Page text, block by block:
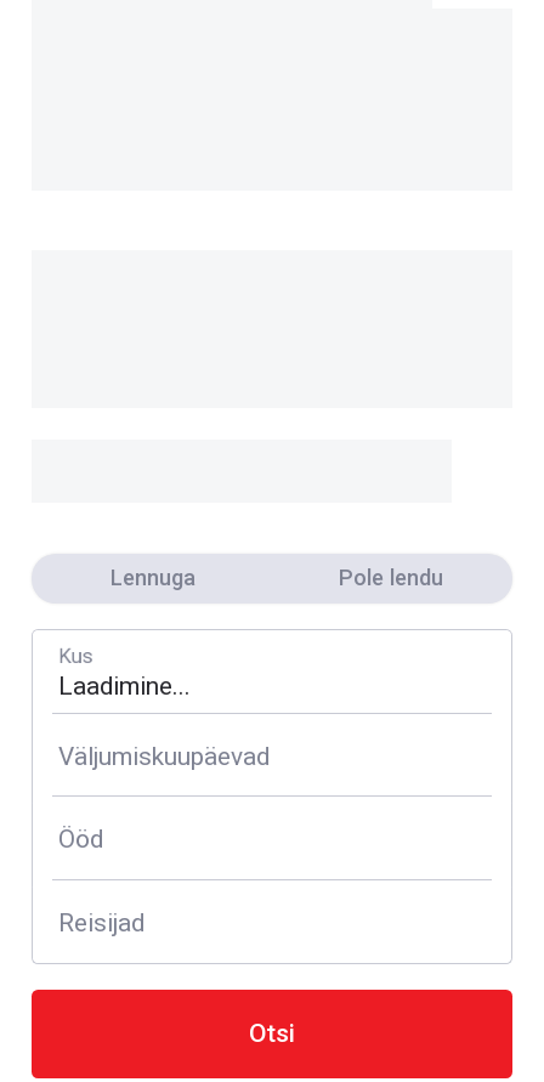
Lennuga Pole lendu
Kus
Väljumiskuupäevad
Ööd
Reisijad
Otsi